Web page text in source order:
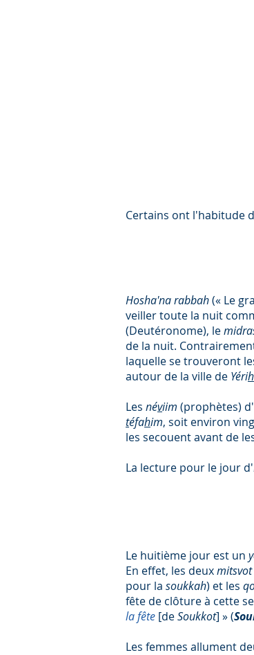
Certains ont l'habitude
Hosha'na rabbah(« Le
veiller toute la nuit
(Deutéronome), le
de la nuit.
laquelle se trouveront
autour de la ville de Yérih
Les néviim (prophètes) d'
téfahim, soit environ
les secouent avant de
La lecture pour le jour d'
Le huitième jour est un
En effet, les deuxmitsvot
pour la soukkah) et les
fête de clôture à cette
la fête [deSoukkot] » (
Les femmes allument